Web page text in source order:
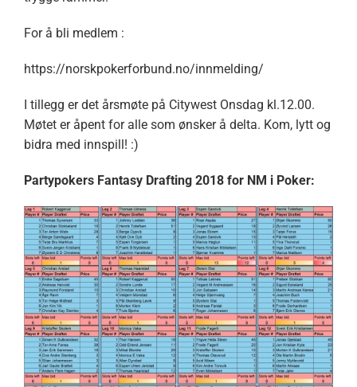
For å bli medlem :
https://norskpokerforbund.no/innmelding/
I tillegg er det årsmøte på Citywest Onsdag kl.12.00.
Møtet er åpent for alle som ønsker å delta. Kom, lytt og
bidra med innspill! :)
Partypokers Fantasy Drafting 2018 for NM i Poker: